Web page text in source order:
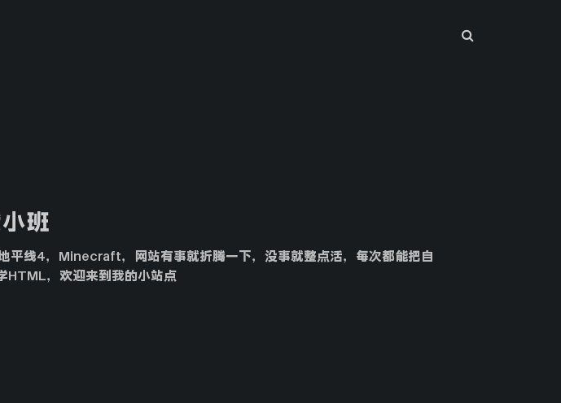
班
平线4，Minecraft，网站有事就折腾一下，没事就整点活，每次都能把自
HTML，欢迎来到我的小站点